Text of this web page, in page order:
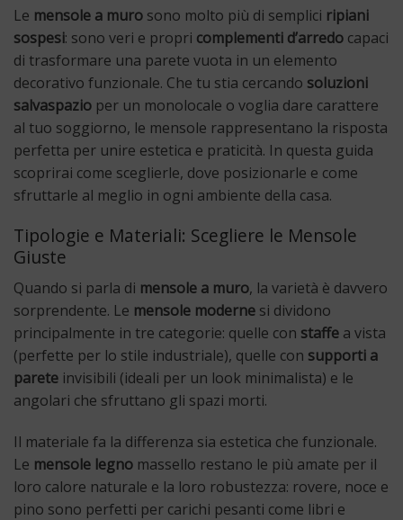
Le mensole a muro sono molto più di semplici ripiani
sospesi: sono veri e propri complementi d’arredo capaci
di trasformare una parete vuota in un elemento
decorativo funzionale. Che tu stia cercando soluzioni
salvaspazio per un monolocale o voglia dare carattere
al tuo soggiorno, le mensole rappresentano la risposta
perfetta per unire estetica e praticità. In questa guida
scoprirai come sceglierle, dove posizionarle e come
sfruttarle al meglio in ogni ambiente della casa.
Tipologie e Materiali: Scegliere le Mensole
Giuste
Quando si parla di mensole a muro, la varietà è davvero
sorprendente. Le mensole moderne si dividono
principalmente in tre categorie: quelle con staffe a vista
(perfette per lo stile industriale), quelle con supporti a
parete invisibili (ideali per un look minimalista) e le
angolari che sfruttano gli spazi morti.
Il materiale fa la differenza sia estetica che funzionale.
Le mensole legno massello restano le più amate per il
loro calore naturale e la loro robustezza: rovere, noce e
pino sono perfetti per carichi pesanti come libri e